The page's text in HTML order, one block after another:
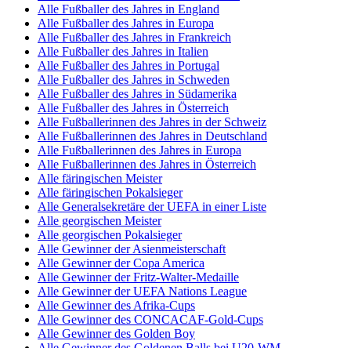
Alle Fußballer des Jahres in England
Alle Fußballer des Jahres in Europa
Alle Fußballer des Jahres in Frankreich
Alle Fußballer des Jahres in Italien
Alle Fußballer des Jahres in Portugal
Alle Fußballer des Jahres in Schweden
Alle Fußballer des Jahres in Südamerika
Alle Fußballer des Jahres in Österreich
Alle Fußballerinnen des Jahres in der Schweiz
Alle Fußballerinnen des Jahres in Deutschland
Alle Fußballerinnen des Jahres in Europa
Alle Fußballerinnen des Jahres in Österreich
Alle färingischen Meister
Alle färingischen Pokalsieger
Alle Generalsekretäre der UEFA in einer Liste
Alle georgischen Meister
Alle georgischen Pokalsieger
Alle Gewinner der Asienmeisterschaft
Alle Gewinner der Copa America
Alle Gewinner der Fritz-Walter-Medaille
Alle Gewinner der UEFA Nations League
Alle Gewinner des Afrika-Cups
Alle Gewinner des CONCACAF-Gold-Cups
Alle Gewinner des Golden Boy